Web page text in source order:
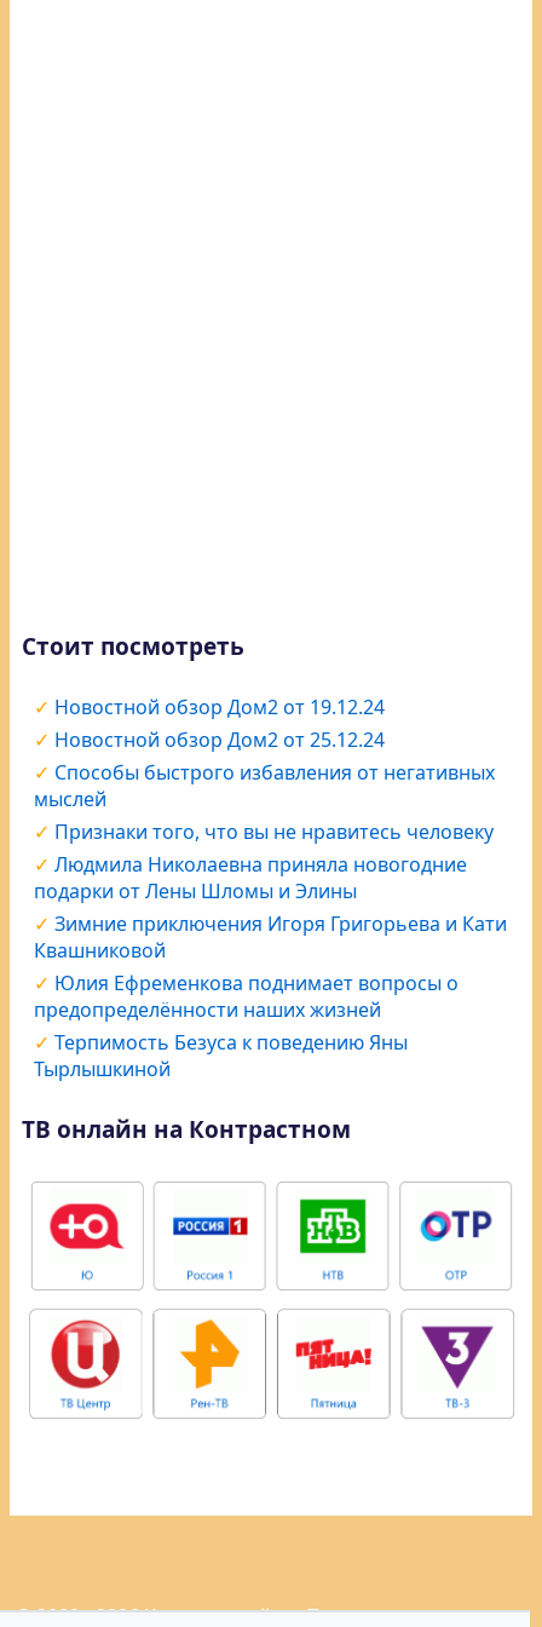
Стоит посмотреть
Новостной обзор Дом2 от 19.12.24
Новостной обзор Дом2 от 25.12.24
Способы быстрого избавления от негативных
мыслей
Признаки того, что вы не нравитесь человеку
Людмила Николаевна приняла новогодние
подарки от Лены Шломы и Элины
Зимние приключения Игоря Григорьева и Кати
Квашниковой
Юлия Ефременкова поднимает вопросы о
предопределённости наших жизней
Терпимость Безуса к поведению Яны
Тырлышкиной
ТВ онлайн на Контрастном
© 2009 - 2026 Контрастный.ру.Политика